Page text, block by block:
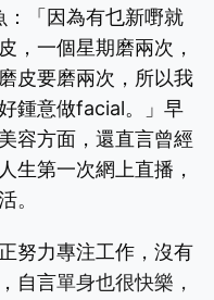
「因為有乜新嘢就
，一個星期磨兩次，
皮要磨兩次，所以我
鍾意做facial。」早
容方面，還直言曾經
生第一次網上直播，
。
努力專注工作，沒有
自言單身也很快樂，